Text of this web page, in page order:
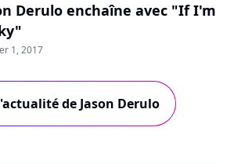
Derulo enchaîne avec "If I'm
1, 2017
de Jason Derulo